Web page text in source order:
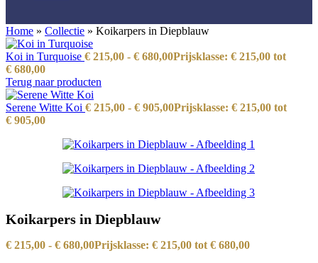
Home » Collectie » Koikarpers in Diepblauw
Koi in Turquoise € 215,00 - € 680,00Prijsklasse: € 215,00 tot
€ 680,00
Terug naar producten
Serene Witte Koi € 215,00 - € 905,00Prijsklasse: € 215,00 tot
€ 905,00
Koikarpers in Diepblauw
€ 215,00 - € 680,00Prijsklasse: € 215,00 tot € 680,00